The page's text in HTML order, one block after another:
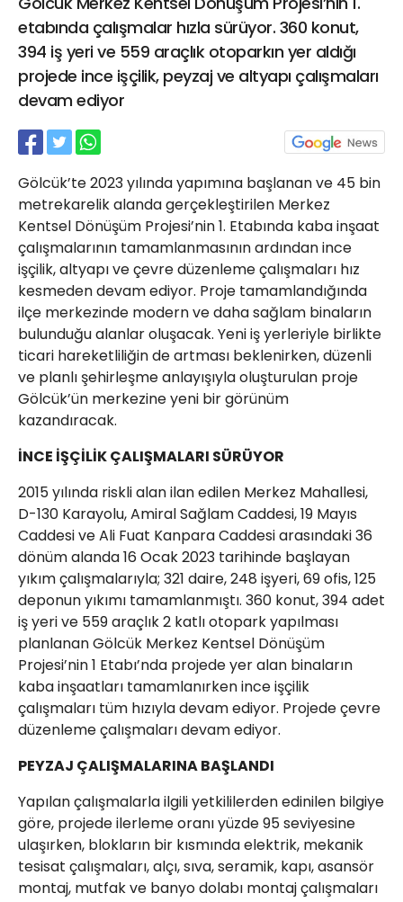
etabında çalışmalar hızla sürüyor. 360 konut,
394 iş yeri ve 559 araçlık otoparkın yer aldığı
projede ince işçilik, peyzaj ve altyapı çalışmaları
devam ediyor
Gölcük’te 2023 yılında yapımına başlanan ve 45 bin
metrekarelik alanda gerçekleştirilen Merkez
Kentsel Dönüşüm Projesi’nin 1. Etabında kaba inşaat
çalışmalarının tamamlanmasının ardından ince
işçilik, altyapı ve çevre düzenleme çalışmaları hız
kesmeden devam ediyor. Proje tamamlandığında
ilçe merkezinde modern ve daha sağlam binaların
bulunduğu alanlar oluşacak. Yeni iş yerleriyle birlikte
ticari hareketliliğin de artması beklenirken, düzenli
ve planlı şehirleşme anlayışıyla oluşturulan proje
Gölcük’ün merkezine yeni bir görünüm
kazandıracak.
İNCE İŞÇİLİK ÇALIŞMALARI SÜRÜYOR
2015 yılında riskli alan ilan edilen Merkez Mahallesi,
D-130 Karayolu, Amiral Sağlam Caddesi, 19 Mayıs
Caddesi ve Ali Fuat Kanpara Caddesi arasındaki 36
dönüm alanda 16 Ocak 2023 tarihinde başlayan
yıkım çalışmalarıyla; 321 daire, 248 işyeri, 69 ofis, 125
deponun yıkımı tamamlanmıştı. 360 konut, 394 adet
iş yeri ve 559 araçlık 2 katlı otopark yapılması
planlanan Gölcük Merkez Kentsel Dönüşüm
Projesi’nin 1 Etabı’nda projede yer alan binaların
kaba inşaatları tamamlanırken ince işçilik
çalışmaları tüm hızıyla devam ediyor. Projede çevre
düzenleme çalışmaları devam ediyor.
PEYZAJ ÇALIŞMALARINA BAŞLANDI
Yapılan çalışmalarla ilgili yetkililerden edinilen bilgiye
göre, projede ilerleme oranı yüzde 95 seviyesine
ulaşırken, blokların bir kısmında elektrik, mekanik
tesisat çalışmaları, alçı, sıva, seramik, kapı, asansör
montaj, mutfak ve banyo dolabı montaj çalışmaları
21 Gölcük
02624132333
haber@golcukpostasi.com